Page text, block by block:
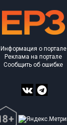
Информация о портале
Реклама на портале
Сообщить об ошибке